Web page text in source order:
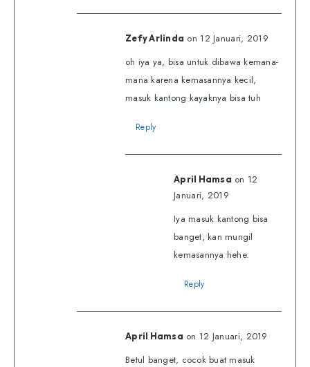
Zefy Arlinda on 12 Januari, 2019
oh iya ya, bisa untuk dibawa kemana-
mana karena kemasannya kecil,
masuk kantong kayaknya bisa tuh
Reply
April Hamsa on 12
Januari, 2019
Iya masuk kantong bisa
banget, kan mungil
kemasannya hehe.
Reply
April Hamsa on 12 Januari, 2019
Betul banget, cocok buat masuk